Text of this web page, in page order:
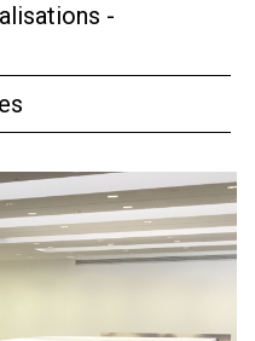
-